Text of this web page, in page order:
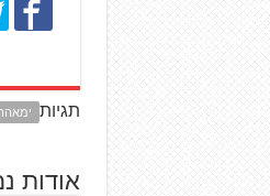
תגיות
אודות